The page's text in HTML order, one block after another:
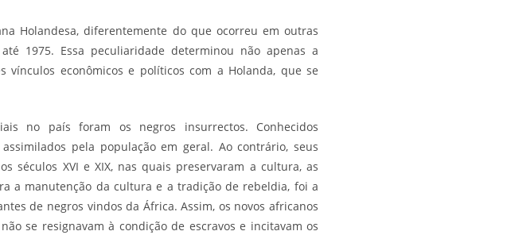
Holandesa, diferentemente do que ocorreu em outras
1975. Essa peculiaridade determinou não apenas a
econômicos e políticos com a Holanda, que se
no país foram os negros insurrectos. Conhecidos
pela população em geral. Ao contrário, seus
séculos XVI e XIX, nas quais preservaram a cultura, as
a manutenção da cultura e a tradição de rebeldia, foi a
de negros vindos da África. Assim, os novos africanos
se resignavam à condição de escravos e incitavam os